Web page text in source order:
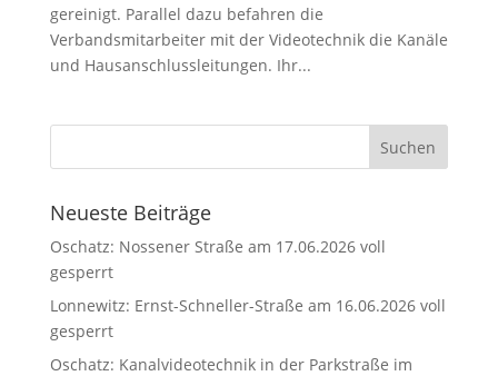
gereinigt. Parallel dazu befahren die
Verbandsmitarbeiter mit der Videotechnik die Kanäle
und Hausanschlussleitungen. Ihr...
Neueste Beiträge
Oschatz: Nossener Straße am 17.06.2026 voll
gesperrt
Lonnewitz: Ernst-Schneller-Straße am 16.06.2026 voll
gesperrt
Oschatz: Kanalvideotechnik in der Parkstraße im